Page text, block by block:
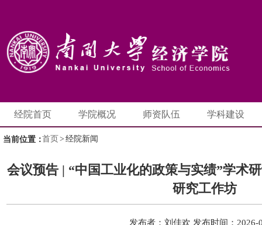
经院首页 学院概况 师资队伍 学科建设
当前位置：首页 > 经院新闻
会议预告 | “中国工业化的政策与实绩”学术
研究工作坊
发布者：刘佳欢 发布时间：2026-